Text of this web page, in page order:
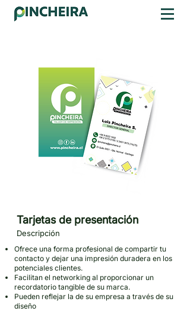
Tarjetas de presentación
Descripción
Ofrece una forma profesional de compartir tu
contacto y dejar una impresión duradera en los
potenciales clientes.
Facilitan el networking al proporcionar un
recordatorio tangible de su marca.
Pueden reflejar la de su empresa a través de su
diseño